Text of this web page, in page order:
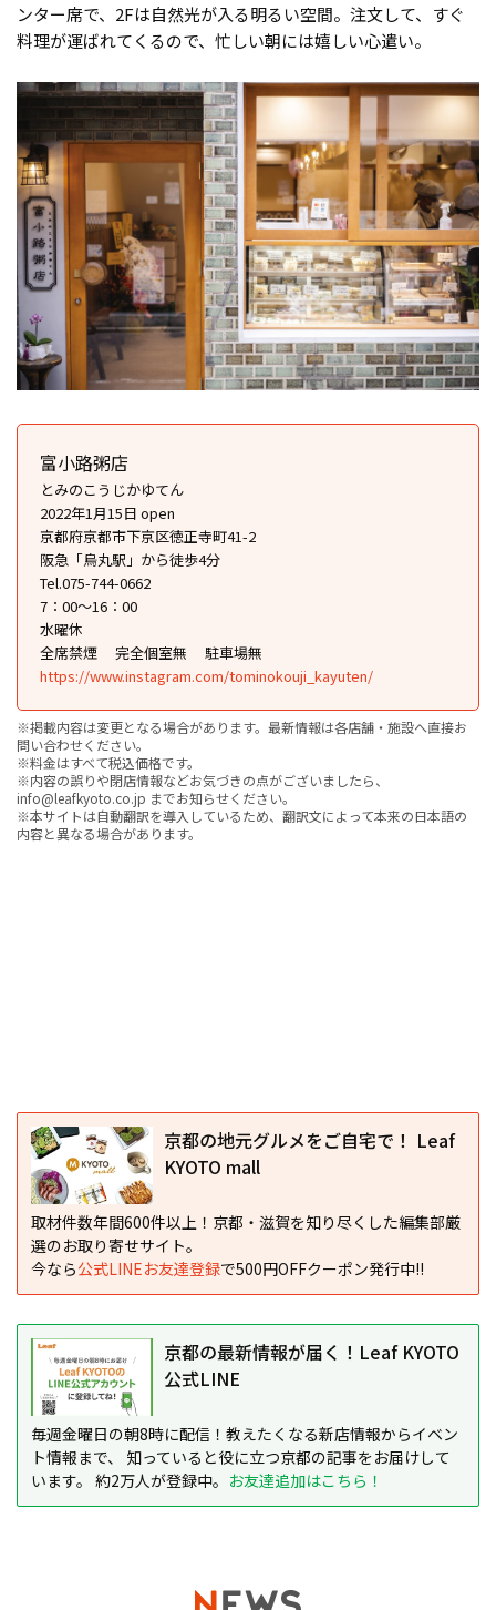
ンター席で、2Fは自然光が入る明るい空間。注文して、すぐ
料理が運ばれてくるので、忙しい朝には嬉しい心遣い。
富小路粥店
とみのこうじかゆてん
2022年1月15日 open
京都府京都市下京区徳正寺町41-2
阪急「烏丸駅」から徒歩4分
Tel.075-744-0662
7：00～16：00
水曜休
全席禁煙
完全個室無
駐車場無
https://www.instagram.com/tominokouji_kayuten/
※掲載内容は変更となる場合があります。最新情報は各店舗・施設へ直接お
問い合わせください。
※料金はすべて税込価格です。
※内容の誤りや閉店情報などお気づきの点がございましたら、
info@leafkyoto.co.jp までお知らせください。
※本サイトは自動翻訳を導入しているため、翻訳文によって本来の日本語の
内容と異なる場合があります。
京都の地元グルメをご自宅で！ Leaf
KYOTO mall
取材件数年間600件以上！京都・滋賀を知り尽くした編集部厳
選のお取り寄せサイト。
今なら公式LINEお友達登録で500円OFFクーポン発行中!!
京都の最新情報が届く！Leaf KYOTO
公式LINE
毎週金曜日の朝8時に配信！教えたくなる新店情報からイベン
ト情報まで、 知っていると役に立つ京都の記事をお届けして
います。 約2万人が登録中。 お友達追加はこちら！